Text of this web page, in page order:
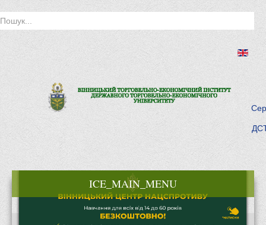
ICE_MAIN_MENU